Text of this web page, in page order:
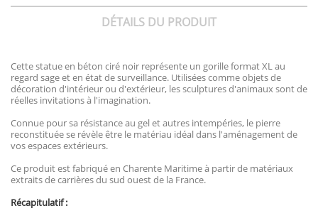
DÉTAILS DU PRODUIT
Cette statue en béton ciré noir représente un gorille format XL au
regard sage et en état de surveillance. Utilisées comme objets de
décoration d'intérieur ou d'extérieur, les sculptures d'animaux sont de
réelles invitations à l'imagination.
Connue pour sa résistance au gel et autres intempéries, le pierre
reconstituée se révèle être le matériau idéal dans l'aménagement de
vos espaces extérieurs.
Ce produit est fabriqué en Charente Maritime à partir de matériaux
extraits de carrières du sud ouest de la France.
Récapitulatif :